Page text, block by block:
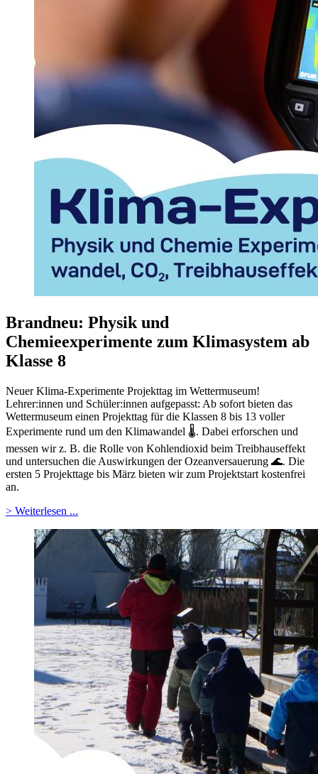
Brandneu: Physik und
Chemieexperimente zum Klimasystem ab
Klasse 8
Neuer Klima-Experimente Projekttag im Wettermuseum!
Lehrer:innen und Schüler:innen aufgepasst: Ab sofort bieten das
Wettermuseum einen Projekttag für die Klassen 8 bis 13 voller
Experimente rund um den Klimawandel 🌡️. Dabei erforschen und
messen wir z. B. die Rolle von Kohlendioxid beim Treibhauseffekt
und untersuchen die Auswirkungen der Ozeanversauerung 🌊. Die
ersten 5 Projekttage bis März bieten wir zum Projektstart kostenfrei
an.
> Weiterlesen ...